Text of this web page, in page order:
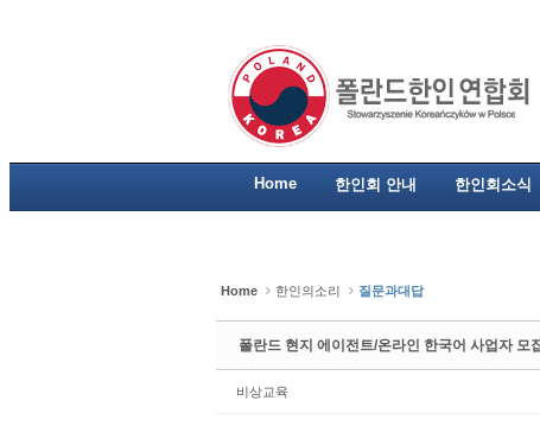
Home 한인회 안내 한인회소식
Home 한인의소리 질문과대답
폴란드 현지 에이전트/온라인 한국어 사업자 모
비상교육